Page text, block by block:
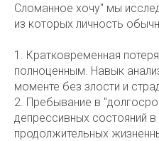
Сломанное хочу" мы
из которых личность
1. Кратковременная
полноценным. Навык
моменте без злости и
2. Пребывание в
депрессивных состояний
продолжительных